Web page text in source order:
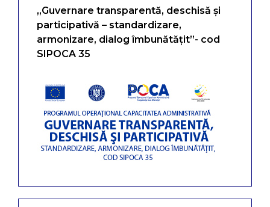
„Guvernare transparentă, deschisă și
participativă – standardizare,
armonizare, dialog îmbunătățit”- cod
SIPOCA 35